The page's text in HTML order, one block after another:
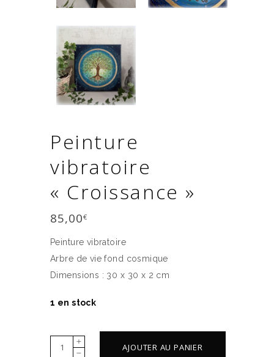
Peinture
vibratoire
« Croissance »
85,00€
Peinture vibratoire
Arbre de vie fond cosmique
Dimensions : 30 x 30 x 2 cm
1 en stock
Peinture
AJOUTER AU PANIER